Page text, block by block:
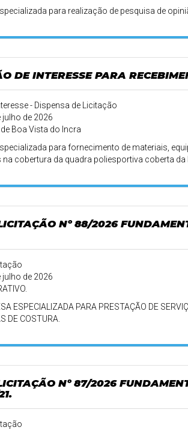
para realização de pesquisa de
DE INTERESSE PARA
- Dispensa de Licitação
de 2026
Boa Vista do Incra
para fornecimento de materiais,
cobertura da quadra poliesportiva coberta da
Nº 88/2026
de 2026
ESPECIALIZADA PARA PRESTAÇÃO DE
DE COSTURA.
Nº 87/2026